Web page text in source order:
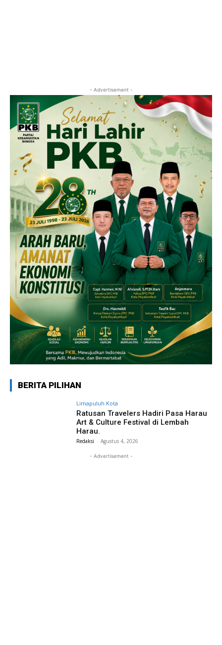
- Advertisement -
BERITA PILIHAN
Limapuluh Kota
Ratusan Travelers Hadiri Pasa Harau
Art & Culture Festival di Lembah
Harau.
Redaksi - Agustus 4, 2026
- Advertisement -